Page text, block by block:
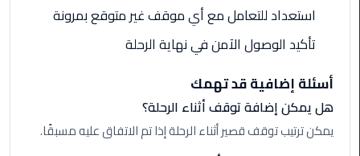
ليموزين
ليموزين
من
مطار
برج
العرب
استعداد للتعامل مع أي موقف غير متوقع بمرونة
تأكيد الوصول الآمن في نهاية الرحلة
أسئلة إضافية قد تهمك
هل يمكن إضافة توقف أثناء الرحلة؟
يمكن ترتيب توقف قصير أثناء الرحلة إذا تم الاتفاق عليه مسبقًا.